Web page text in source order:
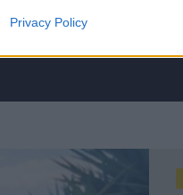
Privacy Policy